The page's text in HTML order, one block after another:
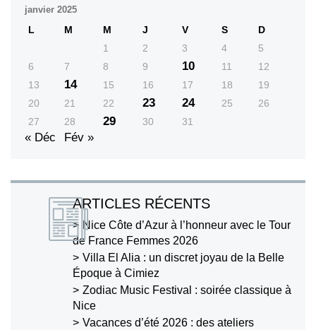
janvier 2025
L M M J V S
D
1
2 3 4
5
6
7 8 9 10 11
12
13
14 15 16 17 18
19
20
21 22 23 24 25
26
27
28 29 30 31
« Déc Fév »
ARTICLES RÉCENTS
Nice Côte d’Azur à l’honneur avec le Tour
de France Femmes 2026
Villa El Alia : un discret joyau de la Belle
Époque à Cimiez
Zodiac Music Festival : soirée classique à
Nice
Vacances d’été 2026 : des ateliers